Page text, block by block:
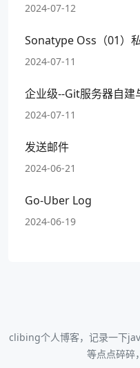
2024-07-12
Sonatype Oss（01）
2024-07-11
企业级--Git服务器自建
2024-07-11
发送邮件
2024-06-21
Go-Uber Log
2024-06-19
clibing个人博客，记录一下
等点点碎碎